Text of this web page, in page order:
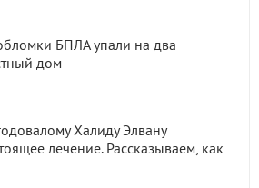
БПЛА упали на два
дом
Халиду Элвану
лечение. Рассказываем, как